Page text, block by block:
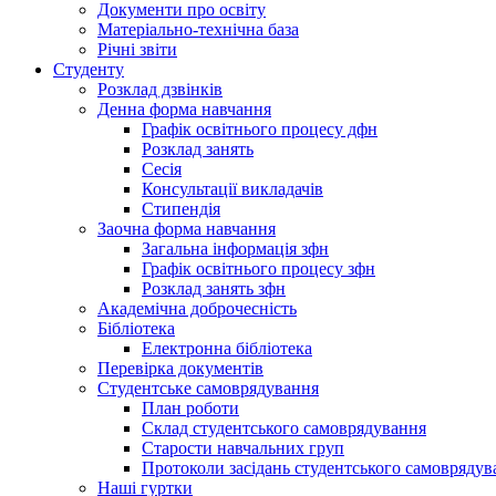
Документи про освіту
Матеріально-технічна база
Річні звіти
Студенту
Розклад дзвінків
Денна форма навчання
Графік освітнього процесу дфн
Розклад занять
Сесія
Консультації викладачів
Стипендія
Заочна форма навчання
Загальна інформація зфн
Графік освітнього процесу зфн
Розклад занять зфн
Академічна доброчесність
Бібліотека
Електронна бібліотека
Перевірка документів
Студентське самоврядування
План роботи
Склад студентського самоврядування
Старости навчальних груп
Протоколи засідань студентського
Наші гуртки